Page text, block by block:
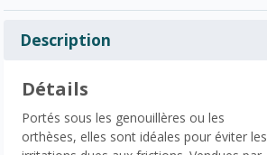
Description
Détails
Portés sous les genouillères ou les
orthèses, elles sont idéales pour éviter les